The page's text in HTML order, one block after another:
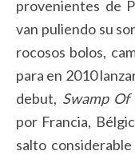
provenientes de
van puliendo su
rocosos bolos,
para en 2010
debut, Swamp Of
por Francia,
salto